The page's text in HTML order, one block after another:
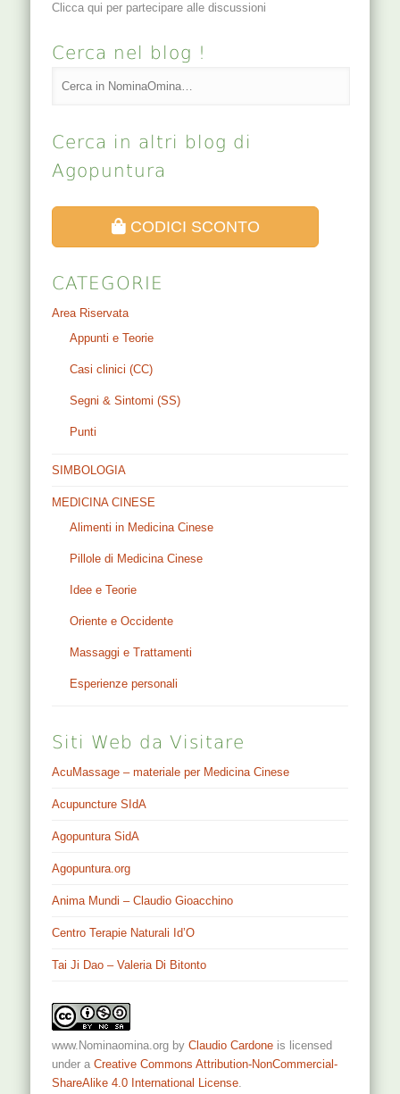
Clicca qui per partecipare alle discussioni
Cerca nel blog !
Cerca in altri blog di
Agopuntura
CODICI SCONTO
CATEGORIE
Area Riservata
Appunti e Teorie
Casi clinici (CC)
Segni & Sintomi (SS)
Punti
SIMBOLOGIA
MEDICINA CINESE
Alimenti in Medicina Cinese
Pillole di Medicina Cinese
Idee e Teorie
Oriente e Occidente
Massaggi e Trattamenti
Esperienze personali
Siti Web da Visitare
AcuMassage – materiale per Medicina Cinese
Acupuncture SIdA
Agopuntura SidA
Agopuntura.org
Anima Mundi – Claudio Gioacchino
Centro Terapie Naturali Id’O
Tai Ji Dao – Valeria Di Bitonto
www.Nominaomina.org byClaudio Cardone is licensed
under aCreative Commons Attribution-NonCommercial-
ShareAlike 4.0 International License.